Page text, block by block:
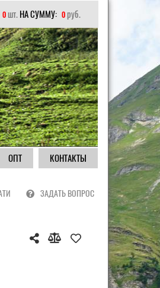
0 шт. НА СУММУ: 0 руб.
ОПТ КОНТАКТЫ
ЗАДАТЬ ВОПРОС